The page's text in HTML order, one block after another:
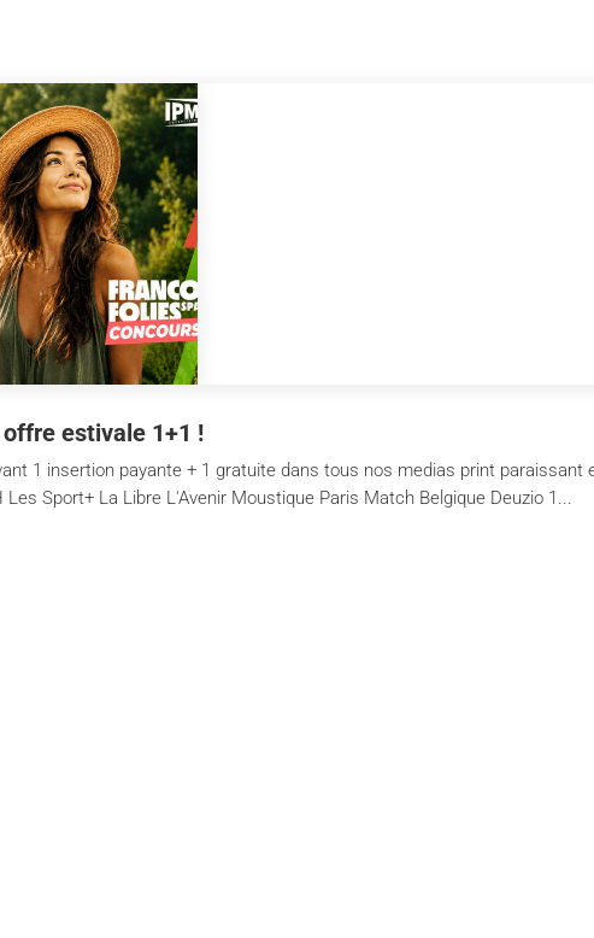
estivale 1+1 !
1 insertion payante + 1 gratuite dans tous nos medias print paraissant
Sport+ La Libre L'Avenir Moustique Paris Match Belgique Deuzio 1...